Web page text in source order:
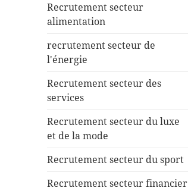
Recrutement secteur
alimentation
recrutement secteur de
l'énergie
Recrutement secteur des
services
Recrutement secteur du luxe
et de la mode
Recrutement secteur du sport
Recrutement secteur financier